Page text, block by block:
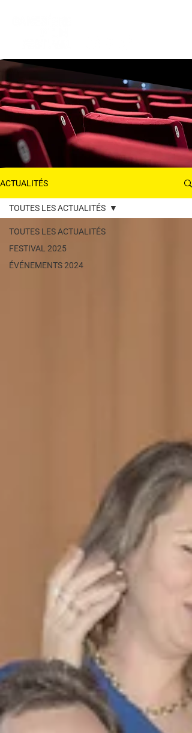
ACTUALITÉS
ACTUALITÉS
TOUTES LES ACTUALITÉS
FESTIVAL 2025
ÉVÉNEMENTS 2024
TOUTES LES ACTUALITÉS